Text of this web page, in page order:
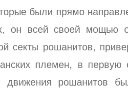
были прямо
он всей своей мощью
секты рошанитов,
племен, в первую
движения рошанитов